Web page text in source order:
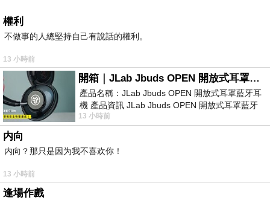
權利
不做事的人總堅持自己有說話的權利。
13 小時前
開箱｜JLab Jbuds OPEN 開放式耳罩藍牙耳機 - 設計美學，輕巧、透氣、環境音全物理達成！
產品名稱：JLab Jbuds OPEN 開放式耳罩藍牙耳
機 產品資訊 JLab Jbuds OPEN 開放式耳罩藍牙
耳機評語：非常有特色，值得喜愛美型工
13 小時前
内向
内向？那只是因为我不喜欢你！
13 小時前
逢場作戲